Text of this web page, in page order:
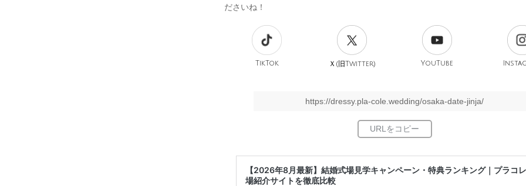
ださいね！
TikTok Ｘ(旧Twitter) YouTube
https://dressy.pla-cole.wedding/osaka-date-jinja/
【2026年8月最新】結婚式場見学キャンペーン・特典ランキング｜プラコ
場紹介サイトを徹底比較